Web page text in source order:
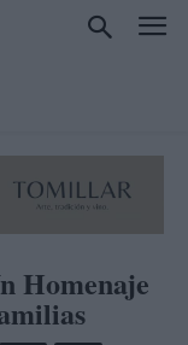
Homenaje